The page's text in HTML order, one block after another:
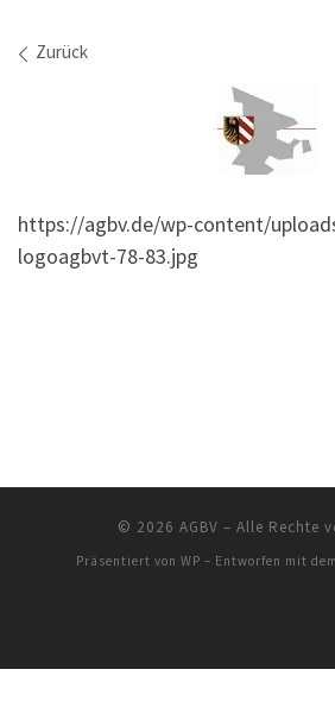
Bilder Navigation
Zurück
https://agbv.de/wp-content/
logoagbvt-78-83.jpg
© 2026 AGBV – Alle Rechte
Präsentiert von WP – Entworfen mit dem